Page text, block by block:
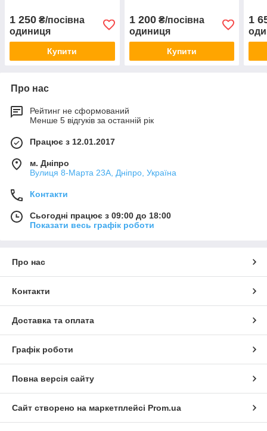
1 250 ₴/посівна
одиниця
Купити
1 200₴/посівна
одиниця
Купити
1
Про нас
Рейтинг не сформований
Менше 5 відгуків за останній рік
Працює з 12.01.2017
м. Дніпро
Вулиця 8-Марта 23А, Дніпро, Україна
Контакти
Сьогодні працює з 09:00 до 18:00
Показати весь графік роботи
Про нас
Контакти
Доставка та оплата
Графік роботи
Повна версія сайту
Сайт створено на маркетплейсі Prom.ua